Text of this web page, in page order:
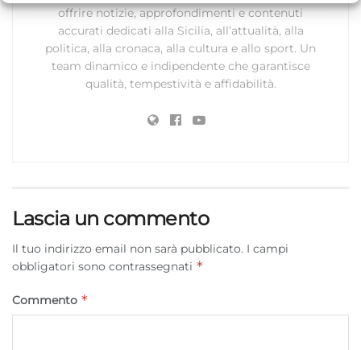
combinazione di dati provenienti da fonti diverse.
Marketing
Archiviare informazioni su dispositivo e/o accedervi, Utilizzare
pubblicità personalizzata, Utilizzare profili per la selezione di
Funzionalità
Abbinare e combinare dati provenienti da altre
fonti di dati, Collegare diversi dispositivi,
offrire notizie, approfondimenti e contenuti
accurati dedicati alla Sicilia, all’attualità, alla
politica, alla cronaca, alla cultura e allo sport. Un
team dinamico e indipendente che garantisce
qualità, tempestività e affidabilità.
Lascia un commento
Il tuo indirizzo email non sarà pubblicato. I campi
obbligatori sono contrassegnati *
Commento *